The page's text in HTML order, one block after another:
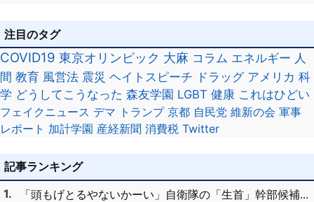
注目のタグ
COVID19 東京オリンピック 大麻 コラム エネルギー 人
間 教育 風営法 震災 ヘイトスピーチ ドラッグ アメリカ 科
学 どうしてこうなった 森友学園 LGBT 健康 これはひどい
フェイクニュース デマ トランプ 京都 自民党 維新の会 軍事
レポート 加計学園 産経新聞 消費税 Twitter
記事ランキング
「頭もげとるやないかーい」自衛隊の「生首」幹部候補...